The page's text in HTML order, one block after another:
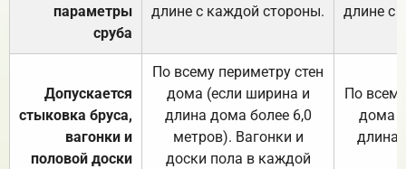
параметры
сруба
длине с каждой стороны.
длине с
Допускается
стыковка бруса,
вагонки и
половой доски
По всему периметру стен
дома (если ширина и
длина дома более 6,0
метров). Вагонки и
доски пола в каждой
По
дома
длина